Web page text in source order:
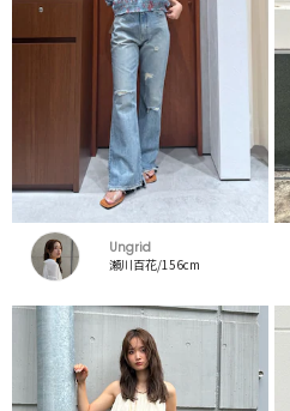
Ungrid
瀬川百花/156cm